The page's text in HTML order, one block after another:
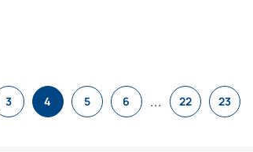
3 4 5 6 ... 22 23